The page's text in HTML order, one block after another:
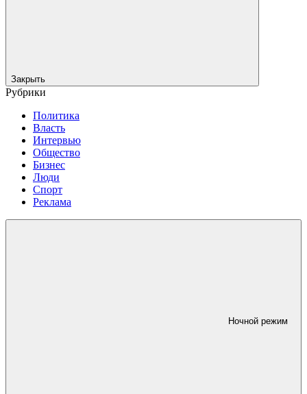
Закрыть
Рубрики
Политика
Власть
Интервью
Общество
Бизнес
Люди
Спорт
Реклама
Ночной режим